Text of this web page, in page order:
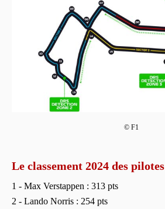
© F1
Le classement 2024 des pilotes
1 - Max Verstappen : 313 pts
2 - Lando Norris : 254 pts